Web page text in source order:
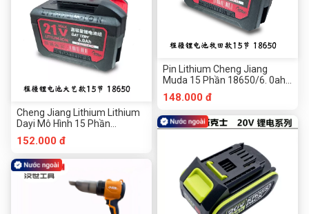
Cheng Jiang Lithium Lithium
Dayi Mô Hình 15 Phần
18650/6. 0ah Công Cụ Phần
Cứng Chuanmu
152.000 đ
Pin Lithium Cheng Jiang
Muda 15 Phần 18650/6. 0ah
Công Cụ Phần Cứng
Chuanmu
148.000 đ